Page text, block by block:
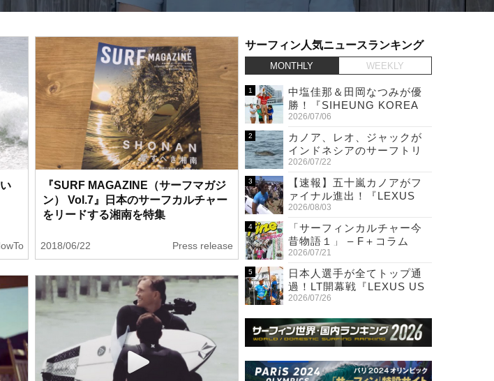
『SURF MAGAZINE（サーフマガジ
ン） Vol.7』日本のサーフカルチャー
をリードする湘南を特集
2018/06/22 Press release
サーフィン人気ニュースランキング
MONTHLY WEEKLY
中塩佳那＆田岡なつみが優
勝！『SIHEUNG KOREA
OPEN QS 6,000 & LQS』
2026/07/06
カノア、レオ、ジャックが
インドネシアのサーフトリ
ップ先で巨大ワニと遭遇！
2026/07/22
【速報】五十嵐カノアがフ
ァイナル進出！『LEXUS
US OPEN OF SURFING』
2026/08/03
「サーフィンカルチャー今
昔物語１」 – F＋コラム
2026/07/21
日本人選手が全てトップ通
過！LT開幕戦『LEXUS US
OPEN OF SURFING』初日
2026/07/26